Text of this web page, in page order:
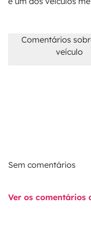
Comentários
veículo
Sem comentários
Ver os comentários